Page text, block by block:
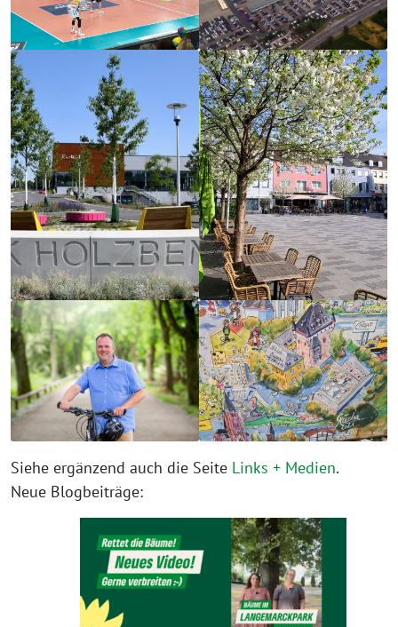
Siehe ergänzend auch die Seite Links + Medien.
Neue Blogbeiträge: